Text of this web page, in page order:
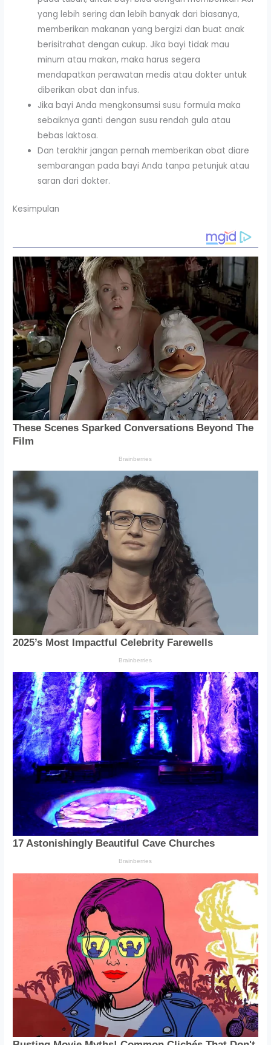
yang lebih sering dan lebih banyak dari biasanya,
memberikan makanan yang bergizi dan buat anak
berisitrahat dengan cukup. Jika bayi tidak mau
minum atau makan, maka harus segera
mendapatkan perawatan medis atau dokter untuk
diberikan obat dan infus.
Jika bayi Anda mengkonsumsi susu formula maka
sebaiknya ganti dengan susu rendah gula atau
bebas laktosa.
Dan terakhir jangan pernah memberikan obat diare
sembarangan pada bayi Anda tanpa petunjuk atau
saran dari dokter.
Kesimpulan